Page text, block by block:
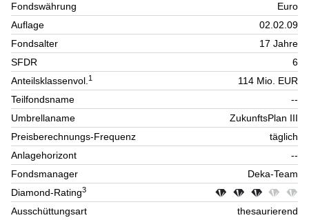
Fondswährung
Euro
Auflage
02.02.09
Fondsalter
17 Jahre
SFDR
6
Anteilsklassenvol.1
114 Mio. EUR
Teilfondsname
--
Umbrellaname
ZukunftsPlan III
Preisberechnungs-Frequenz
täglich
Anlagehorizont
--
Fondsmanager
Deka-Team
Diamond-Rating3
Ausschüttungsart thesaurierend